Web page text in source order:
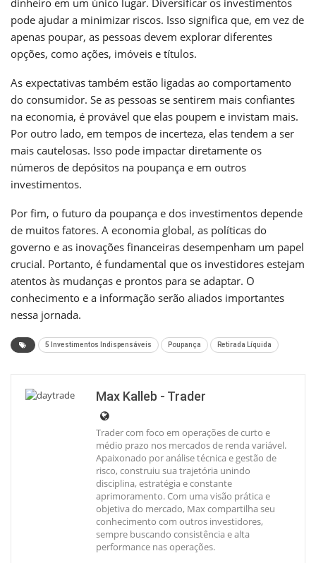
pode ajudar a minimizar riscos. Isso significa que, em vez de
apenas poupar, as pessoas devem explorar diferentes
opções, como ações, imóveis e títulos.
As expectativas também estão ligadas ao comportamento
do consumidor. Se as pessoas se sentirem mais confiantes
na economia, é provável que elas poupem e invistam mais.
Por outro lado, em tempos de incerteza, elas tendem a ser
mais cautelosas. Isso pode impactar diretamente os
números de depósitos na poupança e em outros
investimentos.
Por fim, o futuro da poupança e dos investimentos depende
de muitos fatores. A economia global, as políticas do
governo e as inovações financeiras desempenham um papel
crucial. Portanto, é fundamental que os investidores estejam
atentos às mudanças e prontos para se adaptar. O
conhecimento e a informação serão aliados importantes
nessa jornada.
5 Investimentos Indispensáveis Poupança Retirada Líquida
Max Kalleb - Trader
Trader com foco em operações de curto e
médio prazo nos mercados de renda variável.
Apaixonado por análise técnica e gestão de
risco, construiu sua trajetória unindo
disciplina, estratégia e constante
aprimoramento. Com uma visão prática e
objetiva do mercado, Max compartilha seu
conhecimento com outros investidores,
sempre buscando consistência e alta
performance nas operações.